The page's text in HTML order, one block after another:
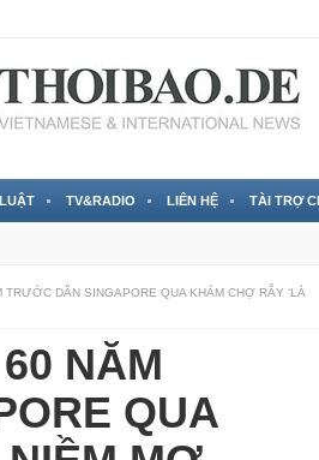
TV&RADIO LIÊN HỆ TÀI TRỢ
DÂN SINGAPORE QUA KHÁM CHỢ RẪY ‘LÀ
NĂM
QUA